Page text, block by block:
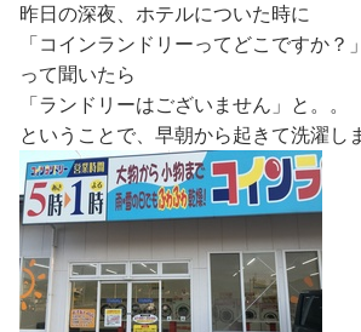
昨日の深夜、ホテルについた時に
「コインランドリーってどこですか？」
って聞いたら
「ランドリーはございません 」と。。
ということで、早朝から起きて洗濯し